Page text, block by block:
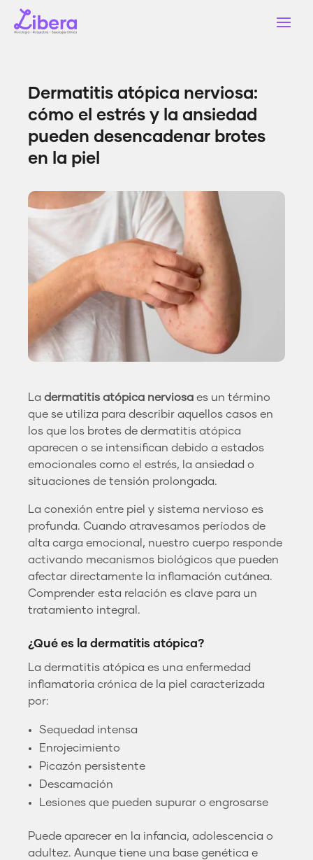
Dermatitis atópica nerviosa:
cómo el estrés y la ansiedad
pueden desencadenar brotes
en la piel
La dermatitis atópica nerviosa es un término
que se utiliza para describir aquellos casos en
los que los brotes de dermatitis atópica
aparecen o se intensifican debido a estados
emocionales como el estrés, la ansiedad o
situaciones de tensión prolongada.
La conexión entre piel y sistema nervioso es
profunda. Cuando atravesamos períodos de
alta carga emocional, nuestro cuerpo responde
activando mecanismos biológicos que pueden
afectar directamente la inflamación cutánea.
Comprender esta relación es clave para un
tratamiento integral.
¿Qué es la dermatitis atópica?
La dermatitis atópica es una enfermedad
inflamatoria crónica de la piel caracterizada
por:
Sequedad intensa
Enrojecimiento
Picazón persistente
Descamación
Lesiones que pueden supurar o engrosarse
Puede aparecer en la infancia, adolescencia o
adultez. Aunque tiene una base genética e